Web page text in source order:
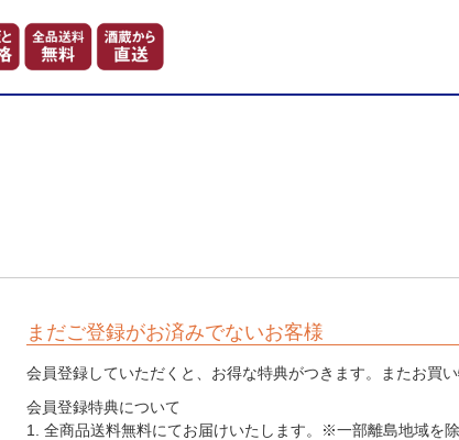
まだご登録がお済みでないお客様
会員登録していただくと、お得な特典がつきます。またお買い
会員登録特典について
1. 全商品送料無料にてお届けいたします。※一部離島地域を除